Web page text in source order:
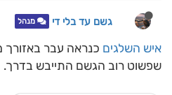
גשם עד בלי די מנהל
איש השלגים כנראה עבר באזורך
שפשוט רוב הגשם התייבש בדרך.